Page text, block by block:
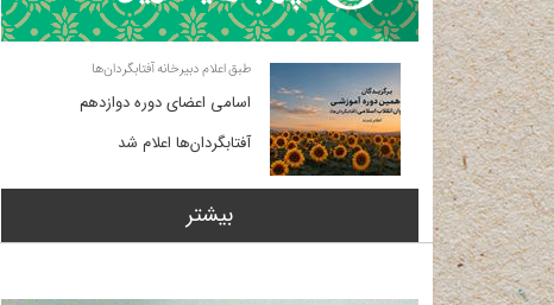
طبق اعلام دبیرخانه آفتابگردان‌ها
اسامی اعضای دوره دوازدهم
آفتابگردان‌ها اعلام شد
بیشتر